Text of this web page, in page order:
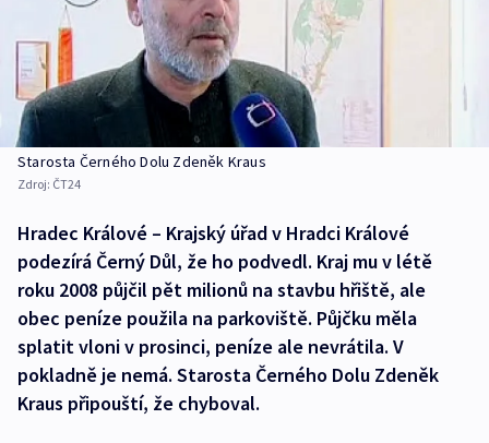
Starosta Černého Dolu Zdeněk Kraus
Zdroj: ČT24
Hradec Králové – Krajský úřad v Hradci Králové
podezírá Černý Důl, že ho podvedl. Kraj mu v létě
roku 2008 půjčil pět milionů na stavbu hřiště, ale
obec peníze použila na parkoviště. Půjčku měla
splatit vloni v prosinci, peníze ale nevrátila. V
pokladně je nemá. Starosta Černého Dolu Zdeněk
Kraus připouští, že chyboval.